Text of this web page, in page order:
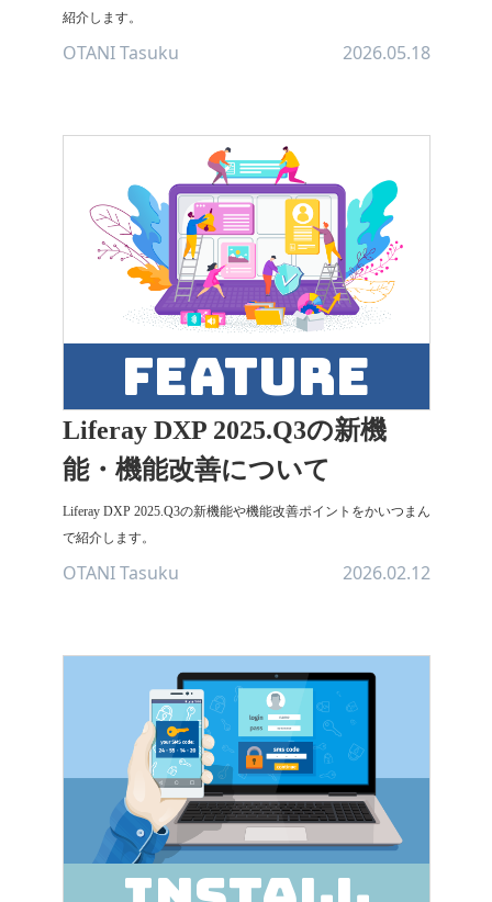
紹介します。
OTANI Tasuku 2026.05.18
feature
Liferay DXP 2025.Q3の新機
能・機能改善について
Liferay DXP 2025.Q3の新機能や機能改善ポイントをかいつまん
で紹介します。
OTANI Tasuku 2026.02.12